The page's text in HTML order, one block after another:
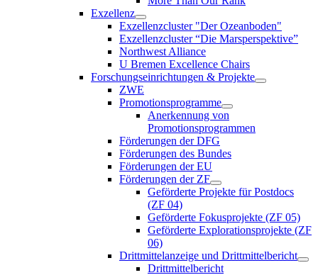
Exzellenz
Exzellenzcluster "Der Ozeanboden"
Exzellenzcluster “Die Marsperspektive”
Northwest Alliance
U Bremen Excellence Chairs
Forschungseinrichtungen & Projekte
ZWE
Promotionsprogramme
Anerkennung von
Promotionsprogrammen
Förderungen der DFG
Förderungen des Bundes
Förderungen der EU
Förderungen der ZF
Geförderte Projekte für Postdocs
(ZF 04)
Geförderte Fokusprojekte (ZF 05)
Geförderte Explorationsprojekte (ZF
06)
Drittmittelanzeige und Drittmittelbericht
Drittmittelbericht